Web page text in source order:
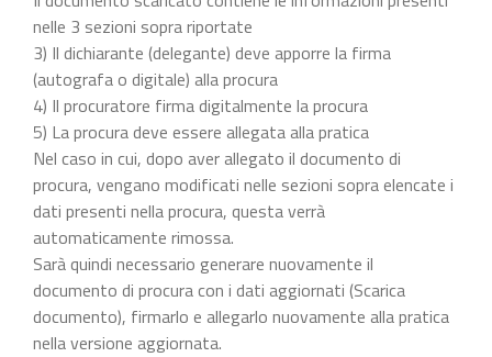
nelle 3 sezioni sopra riportate
3) Il dichiarante (delegante) deve apporre la firma
(autografa o digitale) alla procura
4) Il procuratore firma digitalmente la procura
5) La procura deve essere allegata alla pratica
Nel caso in cui, dopo aver allegato il documento di
procura, vengano modificati nelle sezioni sopra elencate i
dati presenti nella procura, questa verrà
automaticamente rimossa.
Sarà quindi necessario generare nuovamente il
documento di procura con i dati aggiornati (Scarica
documento), firmarlo e allegarlo nuovamente alla pratica
nella versione aggiornata.